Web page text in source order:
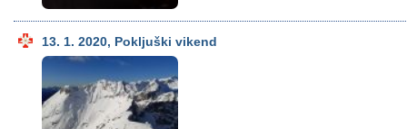
13. 1. 2020, Pokljuški vikend